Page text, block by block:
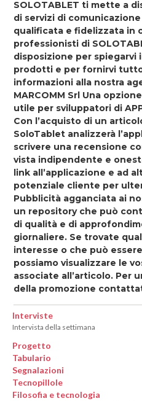
SOLOTABLET ti mette a
di servizi di
qualificata e fidelizzata in
professionisti di
disposizione per spiegarvi
prodotti e per fornirvi
informazioni alla nostra
MARCOMM Srl Una
utile per sviluppatori di
Con l’acquisto di un
SoloTablet analizzerà
scrivere una recensione
vista indipendente e
link all’applicazione e ad
potenziale cliente per
Pubblicità agganciata ai
un repository che può
di qualità e di
giornaliere. Se trovate
interesse o che può
possiamo visualizzare le
associate all’articolo. Per
della promozione
Interviste
Intervista della settimana
Progetto
Tabulario
Segnalazioni
Tecnopillole
Filosofia e tecnologia